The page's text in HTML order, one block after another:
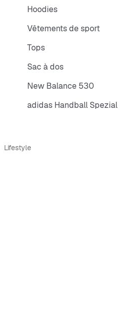
Hoodies
Vêtements de sport
Tops
Sac à dos
New Balance 530
adidas Handball Spezial
Lifestyle